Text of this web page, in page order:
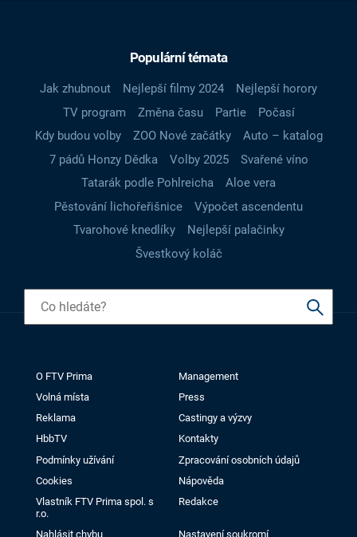
Populární témata
Jak zhubnout Nejlepší filmy 2024
Nejlepší horory
TV program
Změna času Partie
Počasí
Kdy budou volby
ZOO Nové začátky
Auto – katalog
7 pádů Honzy Dědka
Volby 2025
Svařené víno
Tatarák podle Pohlreicha
Aloe vera
Pěstování lichořeřišnice
Výpočet ascendentu
Tvarohové knedlíky
Nejlepší palačinky
Švestkový koláč
O FTV Prima
Management
Volná místa
Press
Reklama
Castingy a výzvy
HbbTV
Kontakty
Podmínky užívání
Zpracování osobních údajů
Cookies
Nápověda
Vlastník FTV Prima spol. s
r.o.
Redakce
Nahlásit chybu Nastavení soukromí